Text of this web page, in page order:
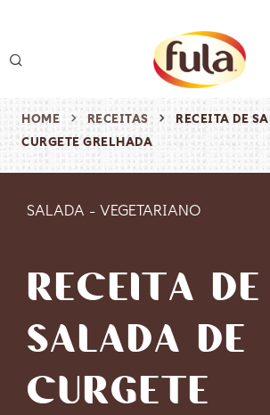
produtos
receitas
HOME RECEITAS
RECEITA DE
CURGETE GRELHADA
SALADA - VEGETARIANO
RECEITA DE
SALADA DE
CURGETE